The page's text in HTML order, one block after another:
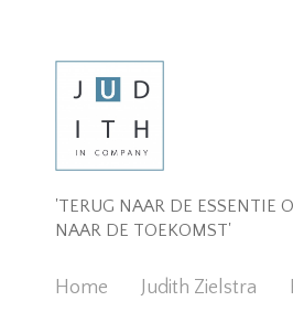
'TERUG NAAR DE ESSENTIE
NAAR DE TOEKOMST'
Home Judith Zielstra